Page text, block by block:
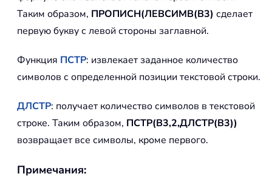
Таким образом, ПРОПИСН(ЛЕВСИМВ(B3) сделает
первую букву с левой стороны заглавной.
Функция ПСТР: извлекает заданное количество
символов с определенной позиции текстовой строки.
ДЛСТР: получает количество символов в текстовой
строке. Таким образом, ПСТР(B3,2,ДЛСТР(B3))
возвращает все символы, кроме первого.
Примечания: